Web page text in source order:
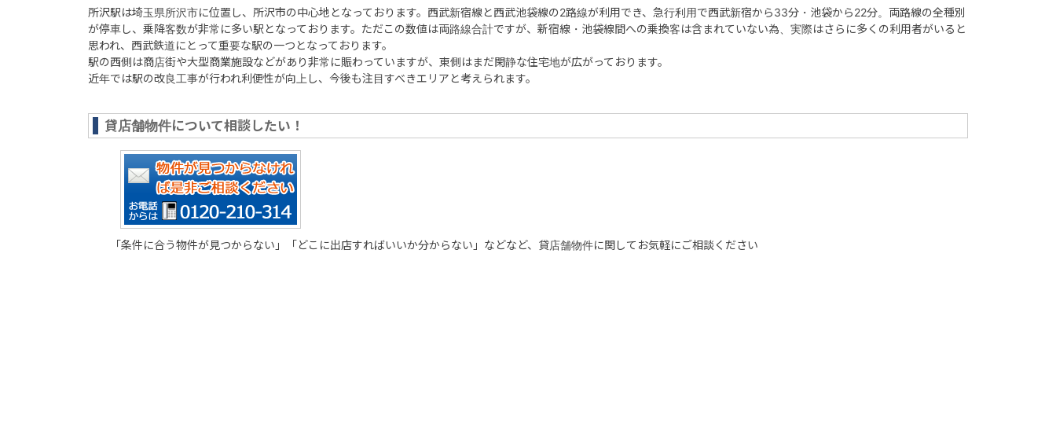
所沢駅は埼玉県所沢市に位置し、所沢市の中心地となっております。西武新宿線と西武池袋線の2路線が利用でき、急行利用で西武新宿から33分・池袋から22分。両路線の全種別
が停車し、乗降客数が非常に多い駅となっております。ただこの数値は両路線合計ですが、新宿線・池袋線間への乗換客は含まれていない為、実際はさらに多くの利用者がいると
思われ、西武鉄道にとって重要な駅の一つとなっております。
駅の西側は商店街や大型商業施設などがあり非常に賑わっていますが、東側はまだ閑静な住宅地が広がっております。
近年では駅の改良工事が行われ利便性が向上し、今後も注目すべきエリアと考えられます。
貸店舗物件について相談したい！
「条件に合う物件が見つからない」「どこに出店すればいいか分からない」などなど、貸店舗物件に関してお気軽にご相談ください